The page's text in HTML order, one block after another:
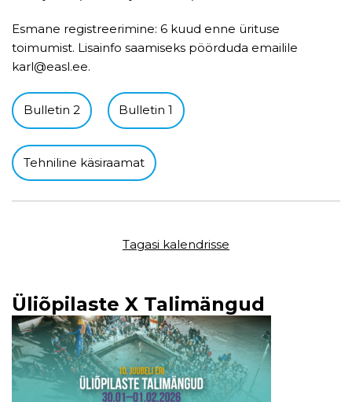
Üliõpilaste X Talimängud
Esmane registreerimine: 6 kuud enne ürituse
toimumist. Lisainfo saamiseks pöörduda emailile
karl@easl.ee.
Bulletin 2 Bulletin 1
Tehniline käsiraamat
Tagasi kalendrisse